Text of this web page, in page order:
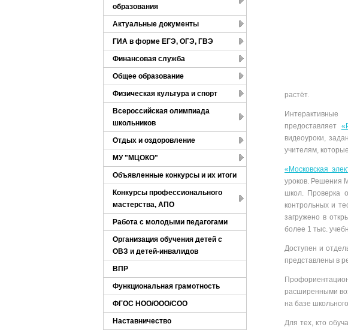
растёт.
предоставляет
видеоуроки,
учителям,
«Московская
уроков. Решения
школ. Проверка
контрольных и
загружено в
более 1 тыс.
Доступен и
представлены в
расширенными
на базе
Для тех, кто
образования
Актуальные документы
ГИА в форме ЕГЭ, ОГЭ, ГВЭ
Финансовая служба
Общее образование
Физическая культура и спорт
Всероссийская олимпиада
школьников
Отдых и оздоровление
МУ "МЦОКО"
Объявленные конкурсы и их итоги
Конкурсы профессионального
мастерства, АПО
Работа с молодыми педагогами
Организация обучения детей с
ОВЗ и детей-инвалидов
ВПР
Функциональная грамотность
ФГОС НОО/ООО/СОО
Наставничество